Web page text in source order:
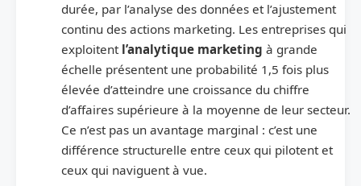
durée, par l’analyse des données et l’ajustement
continu des actions marketing. Les entreprises qui
exploitent l’analytique marketing à grande
échelle présentent une probabilité 1,5 fois plus
élevée d’atteindre une croissance du chiffre
d’affaires supérieure à la moyenne de leur secteur.
Ce n’est pas un avantage marginal : c’est une
différence structurelle entre ceux qui pilotent et
ceux qui naviguent à vue.